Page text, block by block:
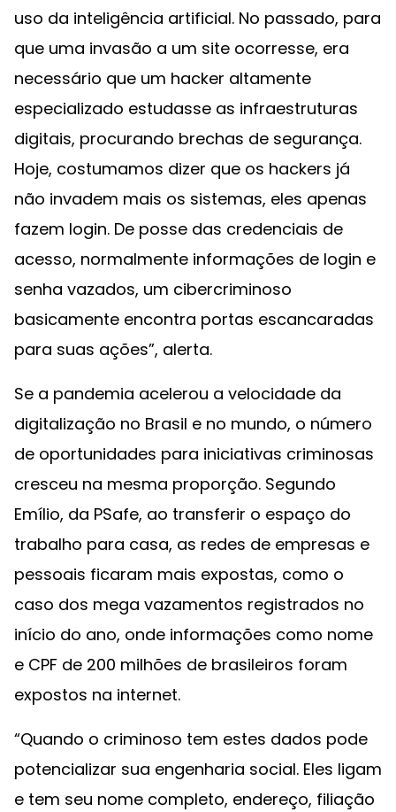
uso da inteligência artificial. No passado, para
que uma invasão a um site ocorresse, era
necessário que um hacker altamente
especializado estudasse as infraestruturas
digitais, procurando brechas de segurança.
Hoje, costumamos dizer que os hackers já
não invadem mais os sistemas, eles apenas
fazem login. De posse das credenciais de
acesso, normalmente informações de login e
senha vazados, um cibercriminoso
basicamente encontra portas escancaradas
para suas ações”, alerta.
Se a pandemia acelerou a velocidade da
digitalização no Brasil e no mundo, o número
de oportunidades para iniciativas criminosas
cresceu na mesma proporção. Segundo
Emílio, da PSafe, ao transferir o espaço do
trabalho para casa, as redes de empresas e
pessoais ficaram mais expostas, como o
caso dos mega vazamentos registrados no
início do ano, onde informações como nome
e CPF de 200 milhões de brasileiros foram
expostos na internet.
“Quando o criminoso tem estes dados pode
potencializar sua engenharia social. Eles ligam
e tem seu nome completo, endereço, filiação